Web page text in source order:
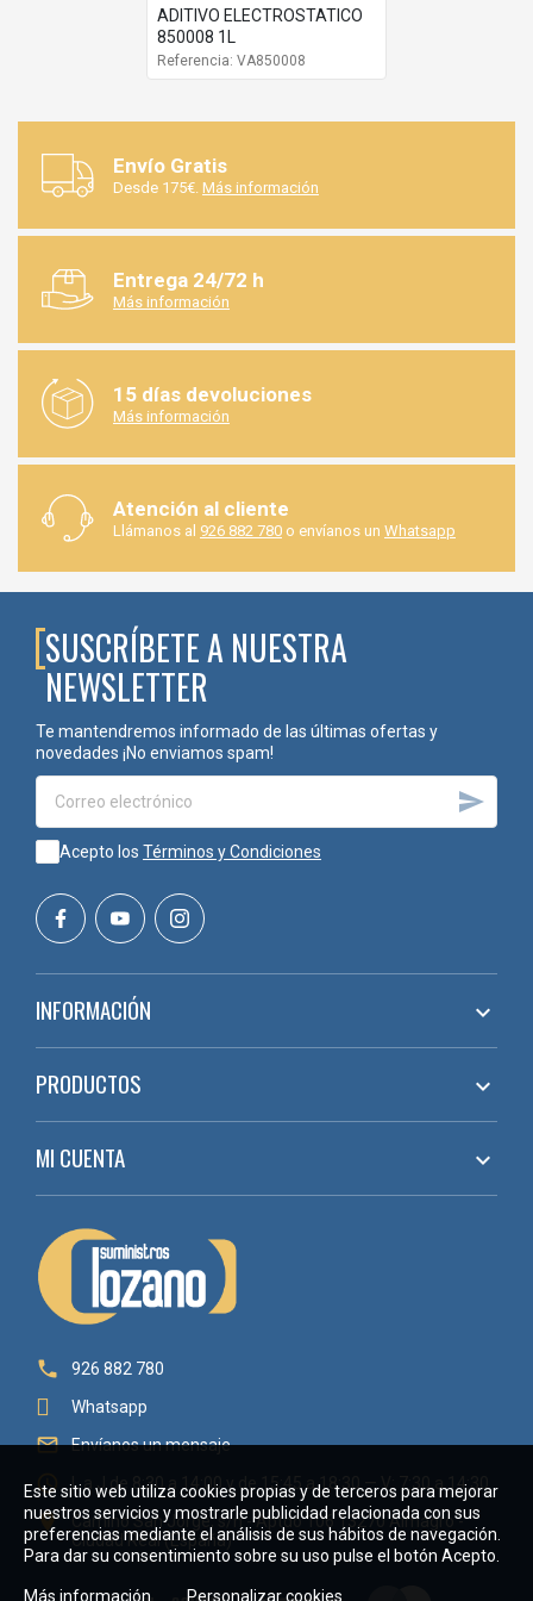
ADITIVO ELECTROSTATICO
850008 1L
Referencia: VA850008
Envío Gratis
Desde 175€. Más información
Entrega 24/72 h
Más información
15 días devoluciones
Más información
Atención al cliente
Llámanos al 926 882 780 o envíanos un Whatsapp
SUSCRÍBETE A NUESTRA
NEWSLETTER
Te mantendremos informado de las últimas ofertas y
novedades ¡No enviamos spam!

Acepto los Términos y Condiciones
INFORMACIÓN 
PRODUCTOS 
MI CUENTA 

926 882 780
Whatsapp
 Envíanos un mensaje
 L a J de 8:30 a 14:00 y de 15:45 a 18:30 — V: 7:30 a 14:30

Camino San Jorge, s/n - Aptdo 106 13270 Almagro -
Ciudad Real (España)
Este sitio web utiliza cookies propias y de terceros para mejorar
nuestros servicios y mostrarle publicidad relacionada con sus
preferencias mediante el análisis de sus hábitos de navegación.
Para dar su consentimiento sobre su uso pulse el botón Acepto.
Más información Personalizar cookies